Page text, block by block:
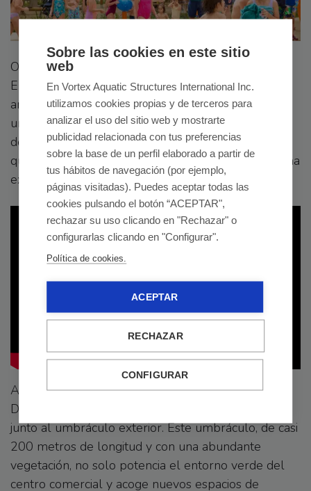
Otro elemento que encontramos es un
En este juego acuático, los niños podrán rotar el
anillo de agua usando la bolaTwirltecpara crear
una cortina de agua en espiral. Fomenta el
desarrollo de habilidades sociales y físicas, a la vez
que promueve el juego colaborativo a través de una
experiencia de juego interactivo.
Además de lo que acabamos de mencionar, L’illa
Diagonal ha construido un anfiteatro de 12 niveles
junto al umbráculo exterior. Este umbráculo, de casi
200 metros de longitud y con una abundante
vegetación, no solo potencia el entorno verde del
centro comercial y acoge nuevos espacios de
Sobre las cookies en este sitio
web
En Vortex Aquatic Structures International Inc.
utilizamos cookies propias y de terceros para
analizar el uso del sitio web y mostrarte
publicidad relacionada con tus preferencias
sobre la base de un perfil elaborado a partir de
tus hábitos de navegación (por ejemplo,
páginas visitadas). Puedes aceptar todas las
cookies pulsando el botón “ACEPTAR",
rechazar su uso clicando en "Rechazar" o
configurarlas clicando en "Configurar".
Política de cookies.
ACEPTAR
RECHAZAR
CONFIGURAR